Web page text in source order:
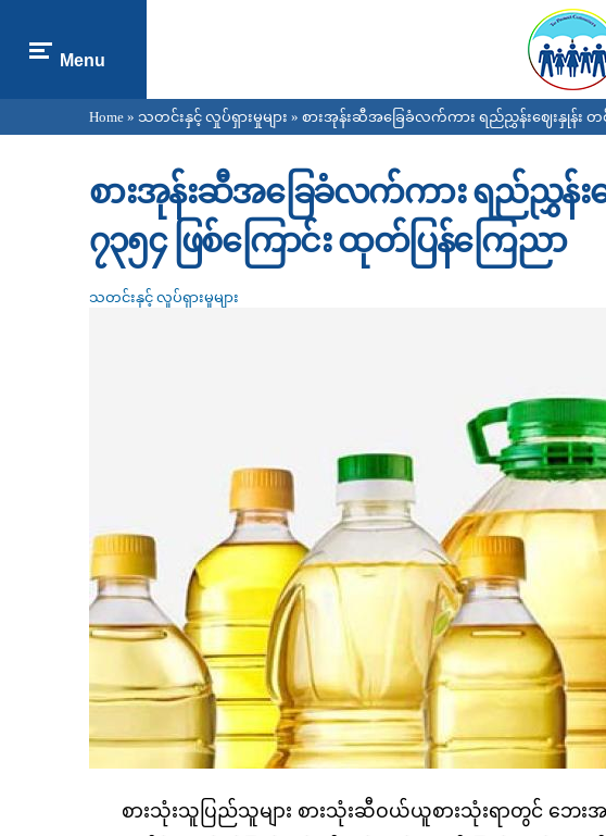
Menu
You are here
Home » သတင်းနှင့် လှုပ်ရှားမှုများ » စားအုန်းဆီအခြေခံလက်ကား ရည်ညွှန်းဈေးနှုန်း တ
စားအုန်းဆီအခြေခံလက်ကား ရည်ညွှန်း
၇၃၅၄ ဖြစ်ကြောင်း ထုတ်ပြန်ကြေညာ
သတင်းနှင့် လှုပ်ရှားမှုများ
စားသုံးသူပြည်သူများ စားသုံးဆီဝယ်ယူစားသုံးရာတွင် ဘေးအ